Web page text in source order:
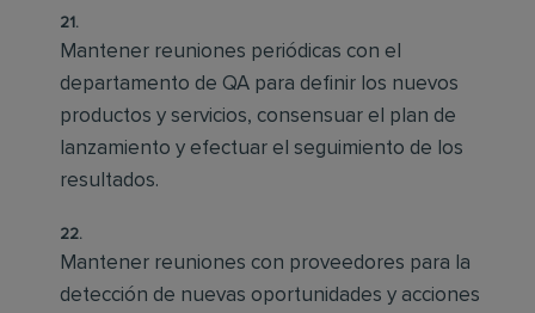
Mantener reuniones periódicas con el
departamento de QA para definir los nuevos
productos y servicios, consensuar el plan de
lanzamiento y efectuar el seguimiento de los
resultados.
Mantener reuniones con proveedores para la
detección de nuevas oportunidades y acciones